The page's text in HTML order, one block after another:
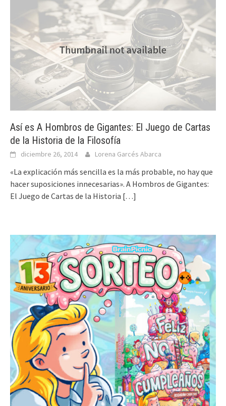
Así es A Hombros de Gigantes: El Juego de Cartas
de la Historia de la Filosofía
diciembre 26, 2014 Lorena Garcés Abarca
«La explicación más sencilla es la más probable, no hay que
hacer suposiciones innecesarias». A Hombros de Gigantes:
El Juego de Cartas de la Historia […]